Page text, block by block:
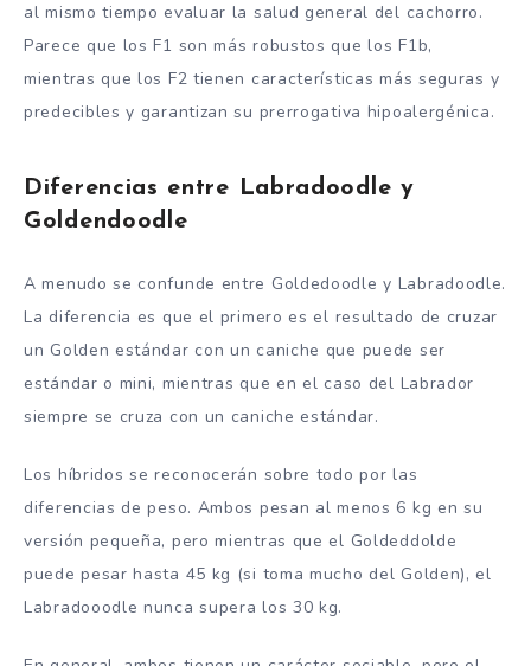
al mismo tiempo evaluar la salud general del cachorro.
Parece que los F1 son más robustos que los F1b,
mientras que los F2 tienen características más seguras y
predecibles y garantizan su prerrogativa hipoalergénica.
Diferencias entre Labradoodle y
Goldendoodle
A menudo se confunde entre Goldedoodle y Labradoodle.
La diferencia es que el primero es el resultado de cruzar
un Golden estándar con un caniche que puede ser
estándar o mini, mientras que en el caso del Labrador
siempre se cruza con un caniche estándar.
Los híbridos se reconocerán sobre todo por las
diferencias de peso. Ambos pesan al menos 6 kg en su
versión pequeña, pero mientras que el Goldeddolde
puede pesar hasta 45 kg (si toma mucho del Golden), el
Labradooodle nunca supera los 30 kg.